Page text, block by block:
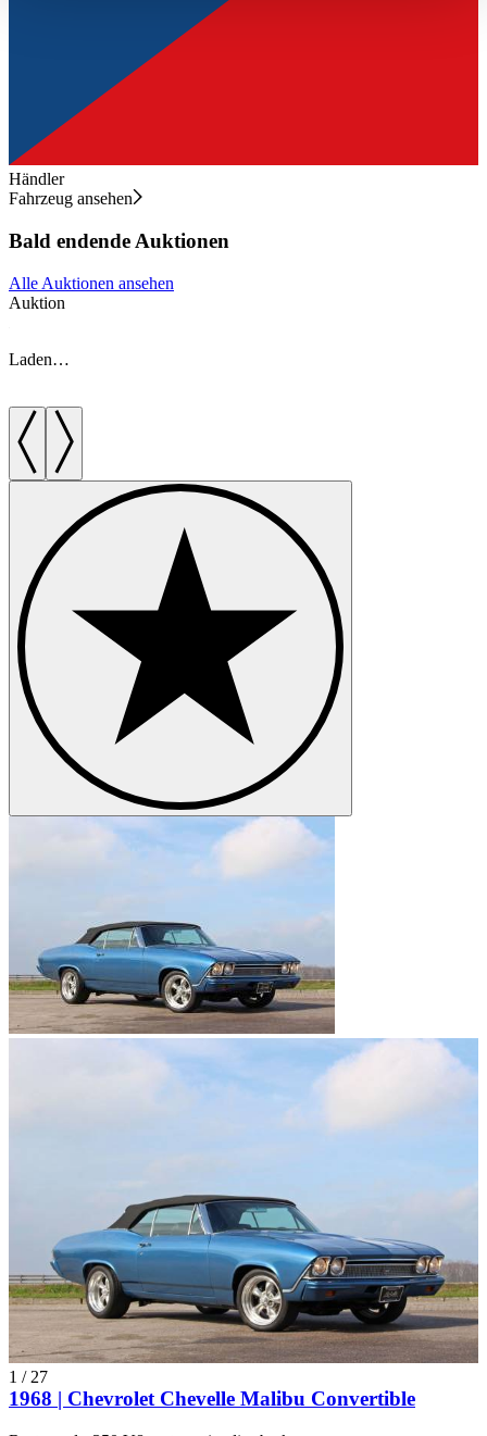
haben oder die sie im Rahmen Ihrer Nutzung der Dienste
Datenschutzerklärung
Händler
Fahrzeug ansehen
Bald endende Auktionen
Alle Auktionen ansehen
Auktion
Laden…
1 / 27
1968 | Chevrolet Chevelle Malibu Convertible